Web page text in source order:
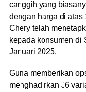
canggih yang
dengan harga di atas
Chery telah
kepada konsumen di
Januari 2025.
Guna memberikan
menghadirkan J6